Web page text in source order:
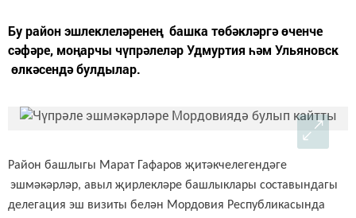
Бу район эшлеклеләренең башка төбәкләргә өченче
сәфәре, моңарчы чүпрәлеләр Удмуртия һәм Ульяновск
өлкәсендә булдылар.
Район башлыгы Марат Гафаров җитәкчелегендәге
эшмәкәрләр, авыл җирлекләре башлыклары составындагы
делегация эш визиты белән Мордовия Республикасында